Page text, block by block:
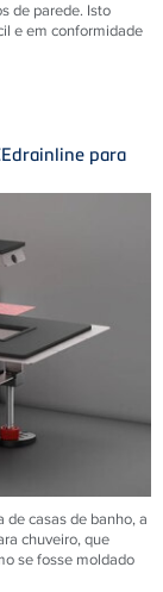
de parede. Isto
e em conformidade
para
casas de banho, a
chuveiro, que
se fosse moldado